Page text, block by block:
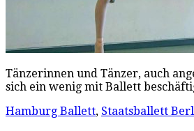
Tänzerinnen und Tänzer, auch
sich ein wenig mit Ballett
Hamburg Ballett, Staatsballett